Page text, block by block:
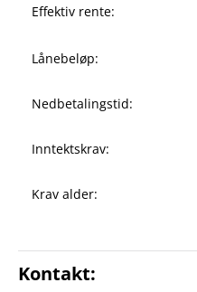
Effektiv rente:
Lånebeløp:
Nedbetalingstid:
Inntektskrav:
Krav alder:
Kontakt: